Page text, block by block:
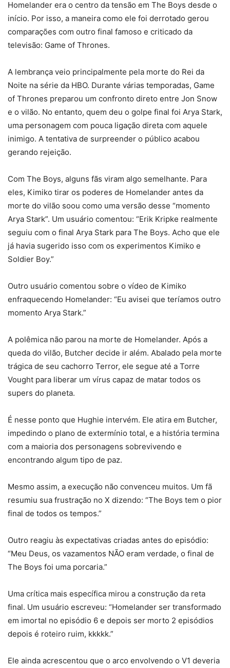
Homelander era o centro da tensão em The Boys desde o
início. Por isso, a maneira como ele foi derrotado gerou
comparações com outro final famoso e criticado da
televisão: Game of Thrones.
A lembrança veio principalmente pela morte do Rei da
Noite na série da HBO. Durante várias temporadas, Game
of Thrones preparou um confronto direto entre Jon Snow
e o vilão. No entanto, quem deu o golpe final foi Arya Stark,
uma personagem com pouca ligação direta com aquele
inimigo. A tentativa de surpreender o público acabou
gerando rejeição.
Com The Boys, alguns fãs viram algo semelhante. Para
eles, Kimiko tirar os poderes de Homelander antes da
morte do vilão soou como uma versão desse “momento
Arya Stark”. Um usuário comentou: “Erik Kripke realmente
seguiu com o final Arya Stark para The Boys. Acho que ele
já havia sugerido isso com os experimentos Kimiko e
Soldier Boy.”
Outro usuário comentou sobre o vídeo de Kimiko
enfraquecendo Homelander: “Eu avisei que teríamos outro
momento Arya Stark.”
A polêmica não parou na morte de Homelander. Após a
queda do vilão, Butcher decide ir além. Abalado pela morte
trágica de seu cachorro Terror, ele segue até a Torre
Vought para liberar um vírus capaz de matar todos os
supers do planeta.
É nesse ponto que Hughie intervém. Ele atira em Butcher,
impedindo o plano de extermínio total, e a história termina
com a maioria dos personagens sobrevivendo e
encontrando algum tipo de paz.
Mesmo assim, a execução não convenceu muitos. Um fã
resumiu sua frustração no X dizendo: “The Boys tem o pior
final de todos os tempos.”
Outro reagiu às expectativas criadas antes do episódio:
“Meu Deus, os vazamentos NÃO eram verdade, o final de
The Boys foi uma porcaria.”
Uma crítica mais específica mirou a construção da reta
final. Um usuário escreveu: “Homelander ser transformado
em imortal no episódio 6 e depois ser morto 2 episódios
depois é roteiro ruim, kkkkk.”
Ele ainda acrescentou que o arco envolvendo o V1 deveria